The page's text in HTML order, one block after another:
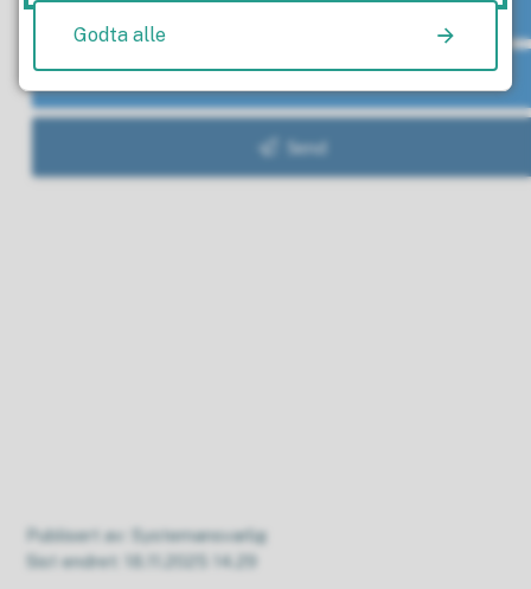
Publisert av
Systemansvarlig
Sist endret
18.11.2025 14.29
Godta alle